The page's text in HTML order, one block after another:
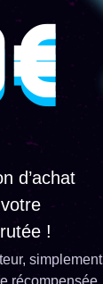
d’achat
!
simplement
récompensée.